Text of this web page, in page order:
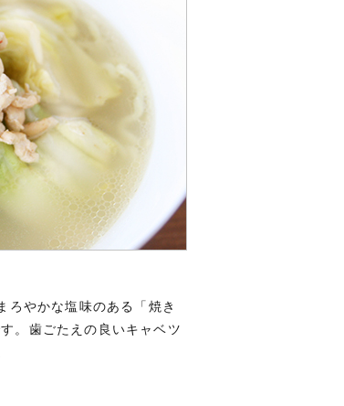
ろやかな塩味のある「焼き
。歯ごたえの良いキャベツ